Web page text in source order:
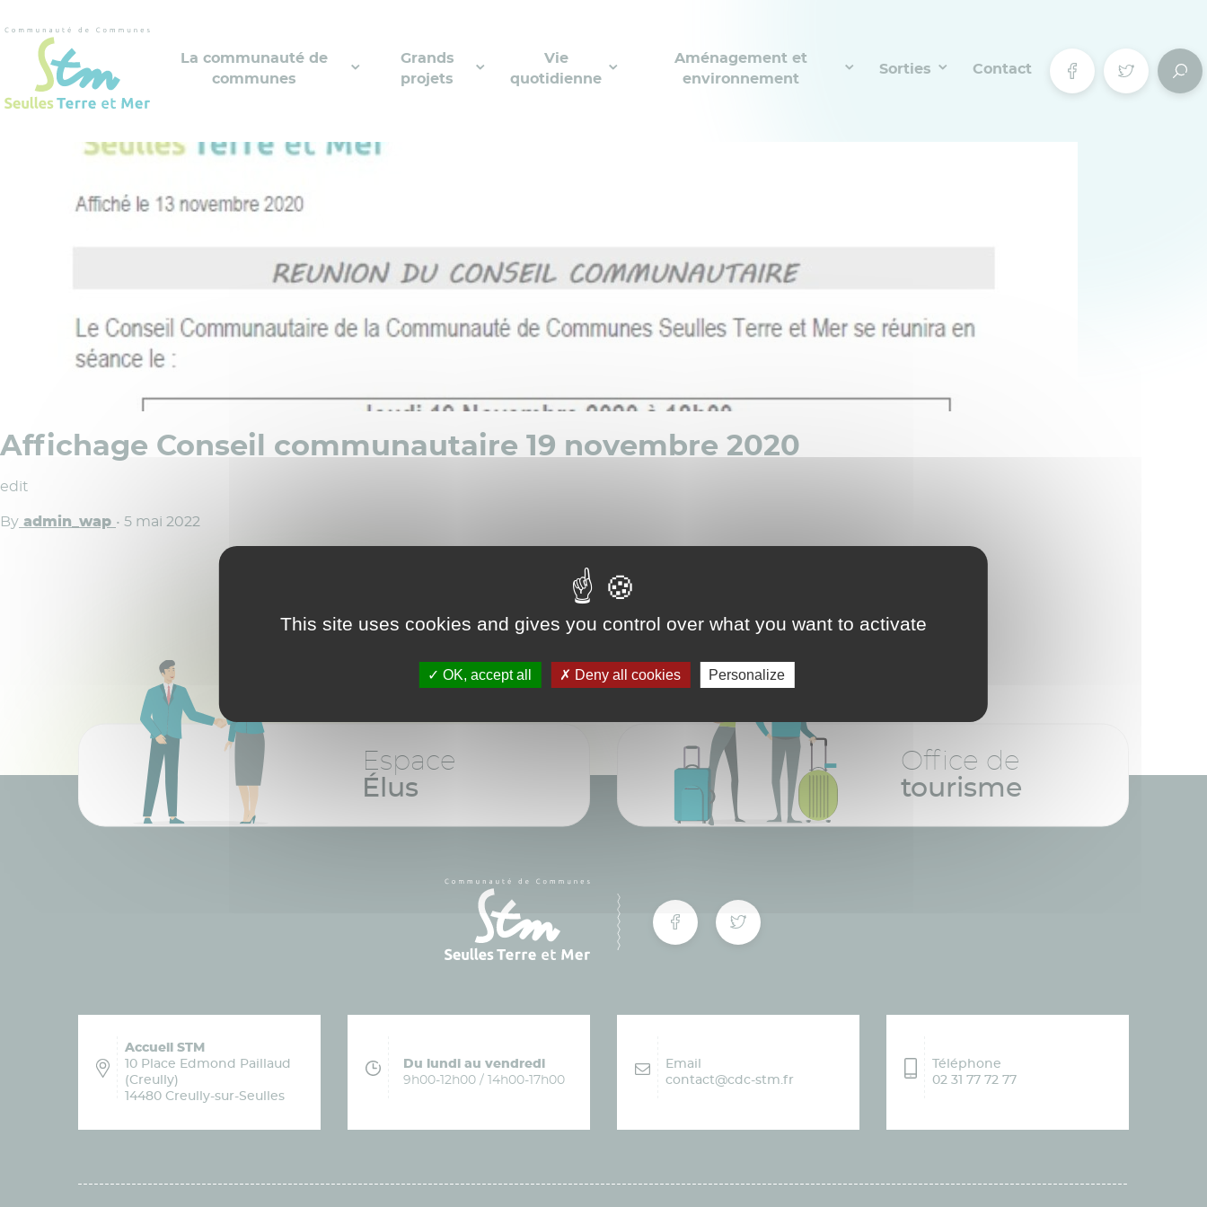
La communauté de
communes
Grands
projets
Vie
quotidienne
Aménagement et
environnement
Sorties Contact
Affichage Conseil communautaire 19 novembre 2020
edit
By admin_wap • 5 mai 2022
Espace
Élus
Office de
tourisme
Accueil STM
10 Place Edmond Paillaud
(Creully)
14480 Creully-sur-Seulles
Du lundi au vendredi
9h00-12h00 / 14h00-17h00
Email
contact@cdc-stm.fr
Téléphone
02 31 77 72 77
This site uses cookies and gives you control over what you want to activate
OK, accept all Deny all cookies Personalize